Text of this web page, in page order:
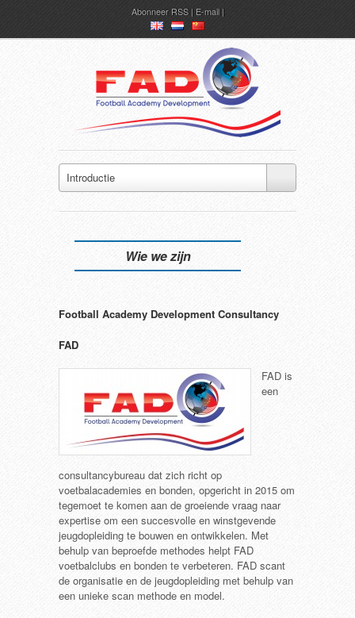
AbonneerRSS| E-mail
en
Introductie
Wie we zijn
Football Academy Development Consultancy
FAD
FAD is
een
consultancybureau dat zich richt op
voetbalacademies en bonden, opgericht in 2015 om
tegemoet te komen aan de groeiende vraag naar
expertise om een succesvolle en winstgevende
jeugdopleiding te bouwen en ontwikkelen. Met
behulp van beproefde methodes helpt FAD
voetbalclubs en bonden te verbeteren. FAD scant
de organisatie en de jeugdopleiding met behulp van
een unieke scan methode en model.